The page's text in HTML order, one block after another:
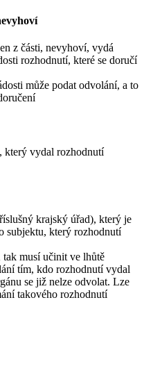
z části, nevyhoví, vydá
rozhodnutí, které se doručí
může podat odvolání, a to
který vydal rozhodnutí
krajský úřad), který je
subjektu, který rozhodnutí
musí učinit ve lhůtě
tím, kdo rozhodnutí vydal
se již nelze odvolat. Lze
takového rozhodnutí